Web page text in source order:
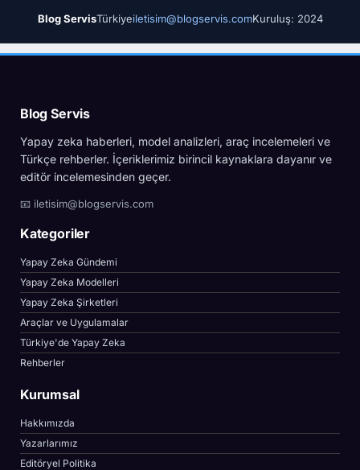
Blog ServisTürkiyeiletisim@blogservis.comKuruluş: 2024
Blog Servis
Yapay zeka haberleri, model analizleri, araç incelemeleri ve
Türkçe rehberler. İçeriklerimiz birincil kaynaklara dayanır ve
editör incelemesinden geçer.
📧 iletisim@blogservis.com
Kategoriler
Yapay Zeka Gündemi
Yapay Zeka Modelleri
Yapay Zeka Şirketleri
Araçlar ve Uygulamalar
Türkiye'de Yapay Zeka
Rehberler
Kurumsal
Hakkımızda
Yazarlarımız
Editöryel Politika